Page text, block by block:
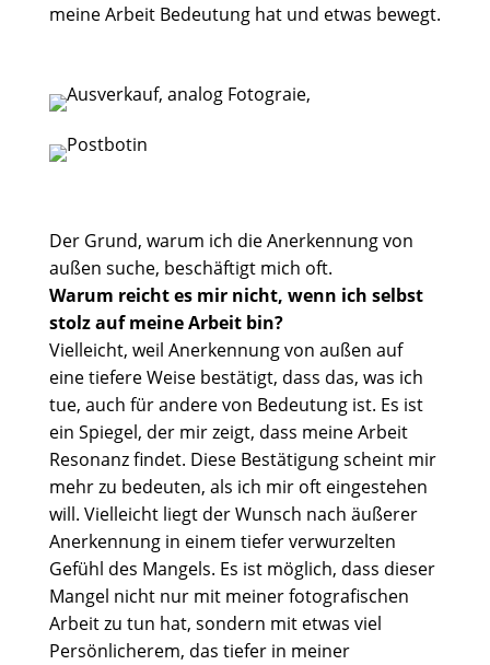
meine Arbeit Bedeutung hat und etwas bewegt.
Der Grund, warum ich die Anerkennung von
außen suche, beschäftigt mich oft.
Warum reicht es mir nicht, wenn ich selbst
stolz auf meine Arbeit bin?
Vielleicht, weil Anerkennung von außen auf
eine tiefere Weise bestätigt, dass das, was ich
tue, auch für andere von Bedeutung ist. Es ist
ein Spiegel, der mir zeigt, dass meine Arbeit
Resonanz findet. Diese Bestätigung scheint mir
mehr zu bedeuten, als ich mir oft eingestehen
will. Vielleicht liegt der Wunsch nach äußerer
Anerkennung in einem tiefer verwurzelten
Gefühl des Mangels. Es ist möglich, dass dieser
Mangel nicht nur mit meiner fotografischen
Arbeit zu tun hat, sondern mit etwas viel
Persönlicherem, das tiefer in meiner